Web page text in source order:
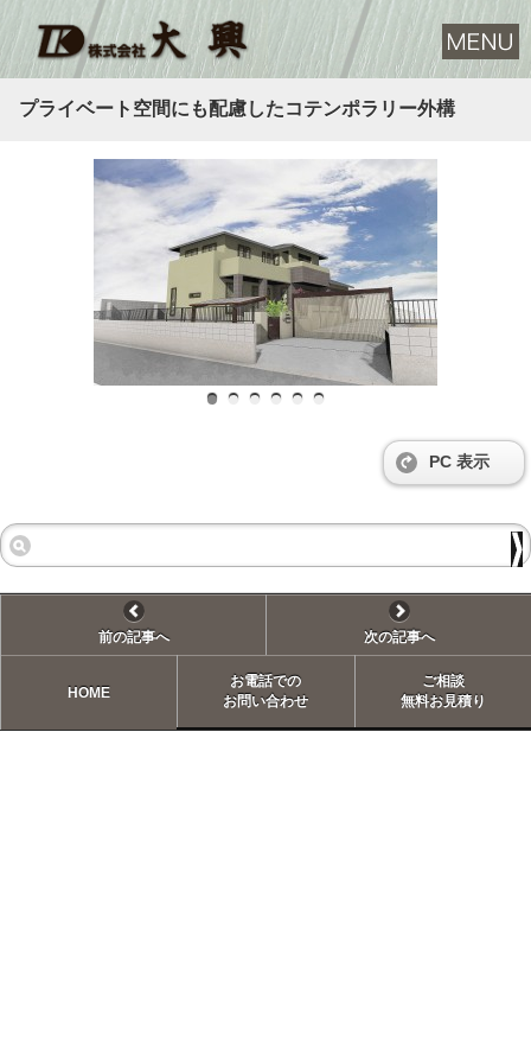
プライベート空間にも配慮したコテンポラリー外構
PC 表示
前の記事へ 次の記事へ
HOME
お電話での
お問い合わせ
ご相談
無料お見積り